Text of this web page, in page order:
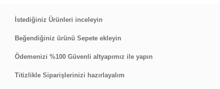
İstediğiniz Ürünleri inceleyin
Beğendiğiniz ürünü Sepete ekleyin
Ödemenizi %100 Güvenli altyapımız ile yapın
Titizlikle Siparişlerinizi hazırlayalım